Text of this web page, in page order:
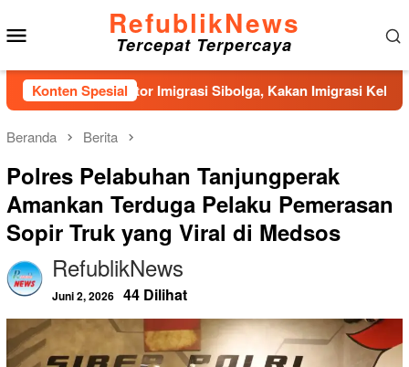
ke
konten
RefublikNews
Tercepat Terpercaya
Konten Spesial
Kantor Imigrasi Sibolga, Kakan Imigrasi Kelas II Gercep
Beranda Berita
Polres Pelabuhan Tanjungperak
Amankan Terduga Pelaku Pemerasan
Sopir Truk yang Viral di Medsos
RefublikNews
Juni 2, 2026 44 Dilihat